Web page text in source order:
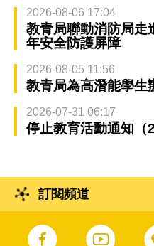
2026-08-06 17:04
教青局聯動消防局
年安全防護屏障
2026-08-05 11:56
教青局為高潛能學生
2026-07-31 06:17
停止教育活動通知（
訂閱頻道